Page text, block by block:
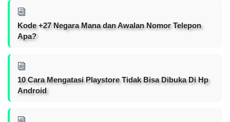
Kode +27 Negara Mana dan Awalan Nomor Telepon
Apa?
10 Cara Mengatasi Playstore Tidak Bisa Dibuka Di Hp
Android